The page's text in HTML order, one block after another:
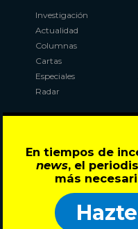
En tiempos de
news, el
más
Investigación
Actualidad
Columnas
Cartas
Especiales
Radar